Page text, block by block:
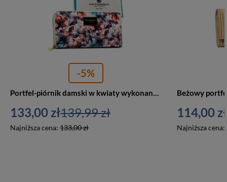
-5%
Portfel-piórnik damski w kwiaty wykonany ze skóry naturalnej i ekologicznej zamykany suwakiem - Peterson
133,00 zł
Najniższa cena: 133,00 zł
139,99 zł 114,00 zł
Najniższa cena: